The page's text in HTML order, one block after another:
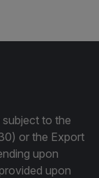
to the
or the Export
upon
upon